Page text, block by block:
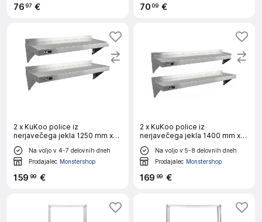
7697 € 7009 €
2 x KuKoo police iz
nerjavečega jekla 1250 mm x
300 mm
Na voljo v 4-7 delovnih dneh
Prodajalec Monstershop
159 99 €
2 x KuKoo police iz
nerjavečega jekla 1400 mm x
300 mm
Na voljo v 5-8 delovnih dneh
Prodajalec Monstershop
169 99 €